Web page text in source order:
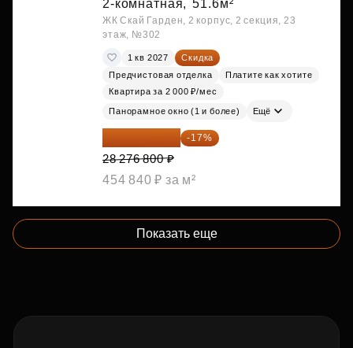
2-комнатная, 51.6м²
ЖК Скай Гарден, 2 корпус, 2 секция, 23
этаж, №302
1 кв 2027
Скидка
Предчистовая отделка
Платите как хотите
Квартира за 2 000 ₽/мес
Панорамное окно (1 и более) Ещё
23 469 744 ₽ -17%
28 276 800 ₽
454 840 ₽ за м²
Показать еще